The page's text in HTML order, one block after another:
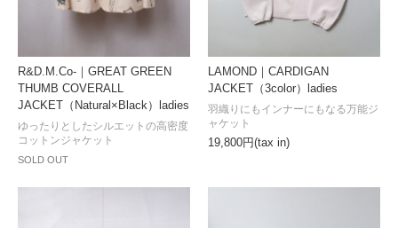
R&D.M.Co-｜GREAT GREEN
THUMB COVERALL
JACKET（Natural×Black）ladies
SOLD OUT
ゆったりとしたシルエットの高密度
コットンジャケット
LAMOND｜CARDIGAN
JACKET（3color）ladies
19,800円(tax in)
羽織りにもインナーにもなる万能ジ
ャケット